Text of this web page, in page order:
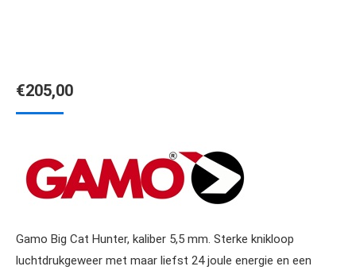
€205,00
Gamo Big Cat Hunter, kaliber 5,5 mm. Sterke knikloop
luchtdrukgeweer met maar liefst 24 joule energie en een